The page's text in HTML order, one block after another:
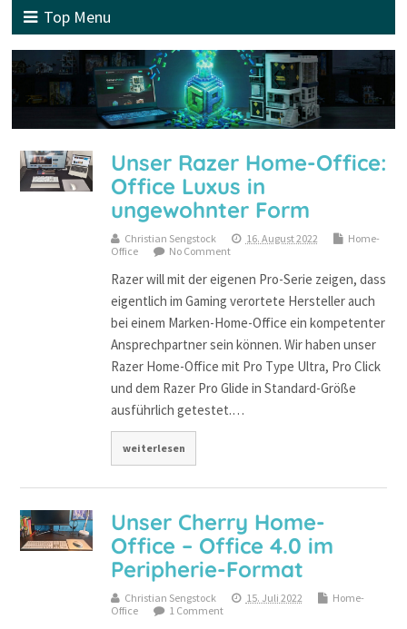
Top Menu
Unser Razer Home-Office:
Office Luxus in
ungewohnter Form
Christian Sengstock 16. August 2022
Home-
Office
No Comment
Razer will mit der eigenen Pro-Serie zeigen, dass
eigentlich im Gaming verortete Hersteller auch
bei einem Marken-Home-Office ein kompetenter
Ansprechpartner sein können. Wir haben unser
Razer Home-Office mit Pro Type Ultra, Pro Click
und dem Razer Pro Glide in Standard-Größe
ausführlich getestet.…
weiterlesen
Unser Cherry Home-
Office – Office 4.0 im
Peripherie-Format
Christian Sengstock 15. Juli 2022
Home-
Office
1 Comment